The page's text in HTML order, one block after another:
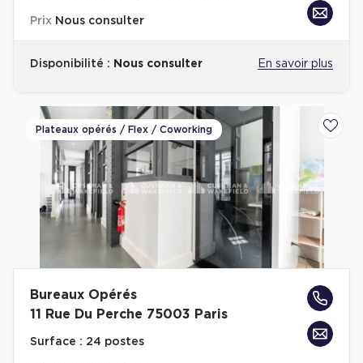
Achat de Bureaux à Rennes
Bureaux certifiés - Environnement
Immeuble de bureaux avec services
Location bureaux Bellecour - Cordeliers (Lyon)
Haussmanniens
Location d'Entrepôts / Activités
Location d'Entrepôts / Activités à Aix-en-Provence
Prix Nous consulter
Disponibilité : Nous consulter En savoir plus
Plateaux opérés / Flex / Coworking
Bureaux Opérés
11 Rue Du Perche 75003 Paris
Surface : 24 postes